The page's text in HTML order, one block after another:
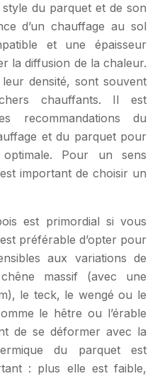
du parquet et de son
d’un chauffage au sol
et une épaisseur
la diffusion de la chaleur.
densité, sont souvent
chauffants. Il est
recommandations du
et du parquet pour
Pour un sens
important de choisir un
est primordial si vous
préférable d’opter pour
aux variations de
massif (avec une
le teck, le wengé ou le
le hêtre ou l’érable
de se déformer avec la
du parquet est
: plus elle est faible,